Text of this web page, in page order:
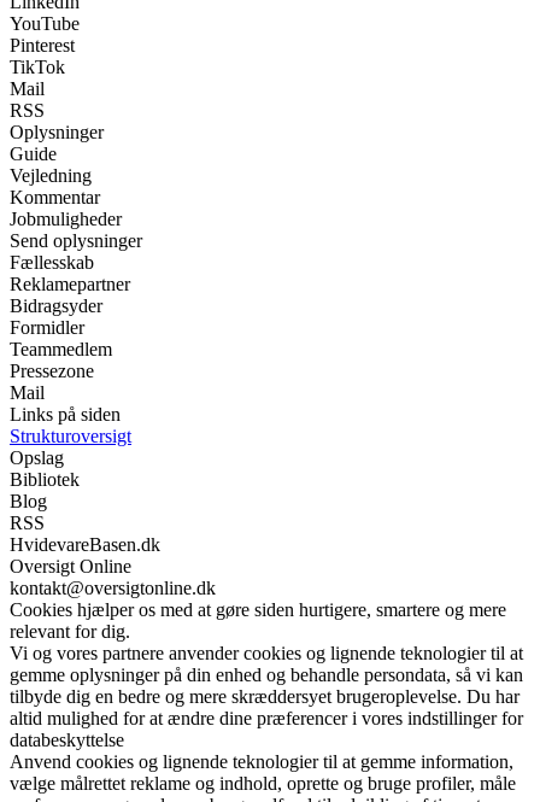
YouTube
Pinterest
TikTok
Mail
RSS
Oplysninger
Guide
Vejledning
Kommentar
Jobmuligheder
Send oplysninger
Fællesskab
Reklamepartner
Bidragsyder
Formidler
Teammedlem
Pressezone
Mail
Links på siden
Strukturoversigt
Opslag
Bibliotek
Blog
RSS
HvidevareBasen.dk
Oversigt Online
kontakt@oversigtonline.dk
Cookies hjælper os med at gøre siden hurtigere, smartere og mere
relevant for dig.
Vi og vores partnere anvender cookies og lignende teknologier til at
gemme oplysninger på din enhed og behandle persondata, så vi kan
tilbyde dig en bedre og mere skræddersyet brugeroplevelse. Du har
altid mulighed for at ændre dine præferencer i vores indstillinger for
databeskyttelse
Anvend cookies og lignende teknologier til at gemme information,
vælge målrettet reklame og indhold, oprette og bruge profiler, måle